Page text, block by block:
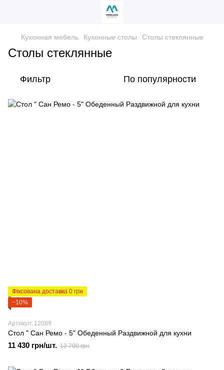
Кухонная мебель Кухонные столы Столы стеклянные
Столы стеклянные
Фильтр По популярности
Фіксована доставка 0 грн
−10%
Артикул: 12089
Стол " Сан Ремо - 5" Обеденный Раздвижной для кухни
11 430 грн/шт. 12 700 грн